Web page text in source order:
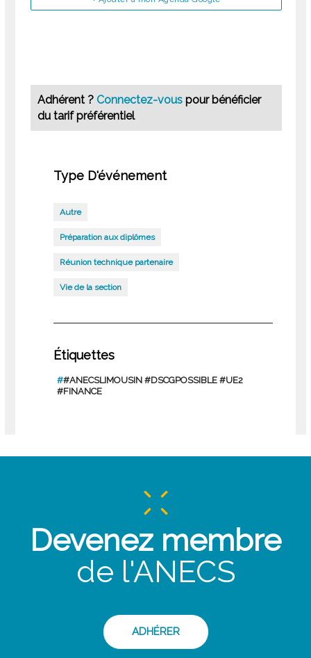
Adhérent ?Connectez-vouspour bénéficier
du tarif préférentiel
Type D'événement
Autre
Préparation aux diplômes
Réunion technique partenaire
Vie de la section
Étiquettes
##ANECSLIMOUSIN #DSCGPOSSIBLE #UE2
#FINANCE
Devenez membre
de l'ANECS
ADHÉRER